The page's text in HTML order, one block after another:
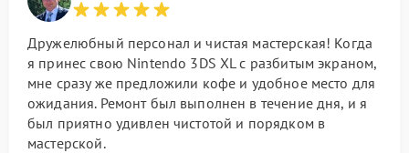
Дружелюбный персонал и чистая мастерская! Когда
я принес свою Nintendo 3DS XL с разбитым экраном,
мне сразу же предложили кофе и удобное место для
ожидания. Ремонт был выполнен в течение дня, и я
был приятно удивлен чистотой и порядком в
мастерской.